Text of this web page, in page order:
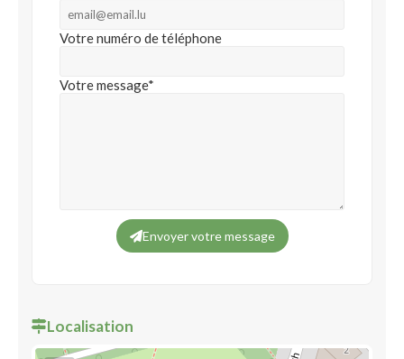
Votre numéro de téléphone
Votre message*
Envoyer votre message
Localisation